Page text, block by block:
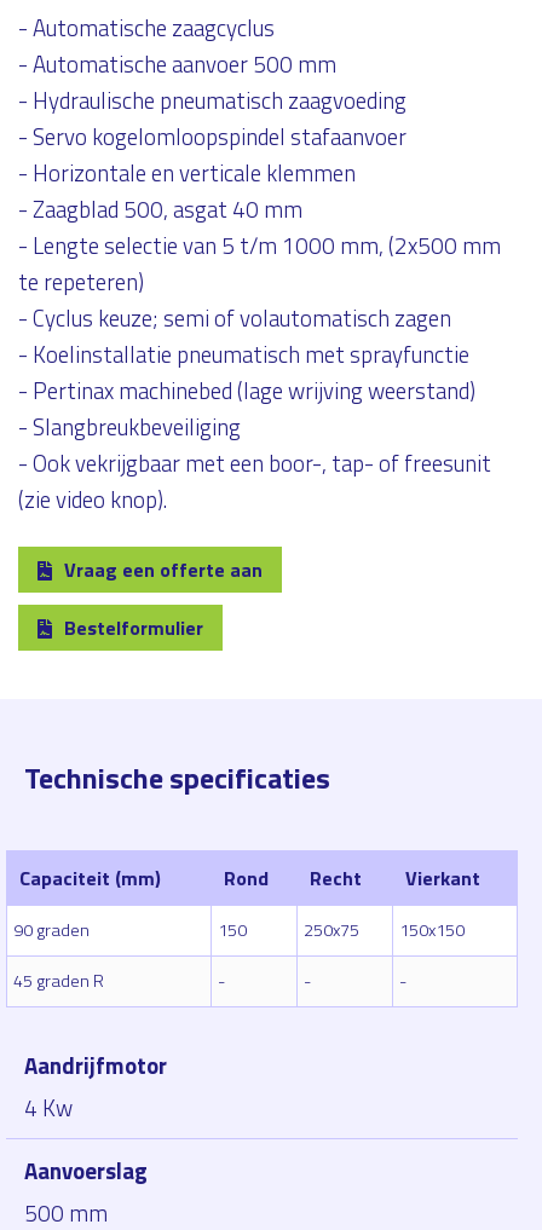
- Automatische zaagcyclus
- Automatische aanvoer 500 mm
- Hydraulische pneumatisch zaagvoeding
- Servo kogelomloopspindel stafaanvoer
- Horizontale en verticale klemmen
- Zaagblad 500, asgat 40 mm
- Lengte selectie van 5 t/m 1000 mm, (2x500 mm
te repeteren)
- Cyclus keuze; semi of volautomatisch zagen
- Koelinstallatie pneumatisch met sprayfunctie
- Pertinax machinebed (lage wrijving weerstand)
- Slangbreukbeveiliging
- Ook vekrijgbaar met een boor-, tap- of freesunit
(zie video knop).
Vraag een offerte aan
Bestelformulier
Technische specificaties
Capaciteit (mm) Rond Recht Vierkant
90 graden 150 250x75
150x150
45 graden R
- - -
Aandrijfmotor
4 Kw
Aanvoerslag
500 mm